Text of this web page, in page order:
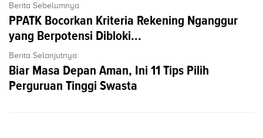
Berita Sebelumnya
PPATK Bocorkan Kriteria Rekening Nganggur
yang Berpotensi Dibloki...
Berita Selanjutnya
Biar Masa Depan Aman, Ini 11 Tips Pilih
Perguruan Tinggi Swasta